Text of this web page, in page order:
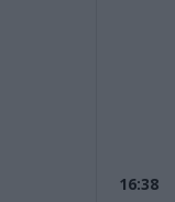
16:38